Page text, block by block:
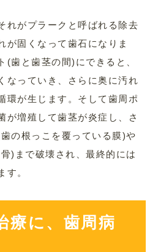
れがプラークと呼ばれる除去
が固くなって歯石になりま
(歯と歯茎の間)にできると、
なっていき、さらに奥に汚れ
環が生じます。そして歯周ポ
が増殖して歯茎が炎症し、さ
の根っこを覆っている膜)や
)まで破壊され、最終的には
す。
療に、歯周病